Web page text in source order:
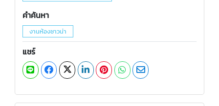
คำค้นหา
งานห้องซาวน่า
แชร์